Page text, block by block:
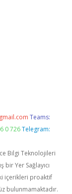
Teams:
0 726 Telegram:
Bilgi Teknolojileri
bir Yer Sağlayıcı
içerikleri proaktif
bulunmamaktadır.